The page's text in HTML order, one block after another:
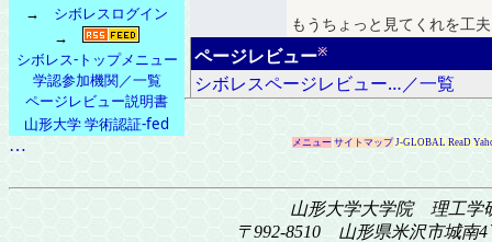
→ シボレスログイン
→
シボレス-トップメニュー
学認参加機関／一覧
ページレビュー説明書
山形大学 学術認証-fed
もうちょっと見てくれを工
ページレビュー※
シボレスページレビュー…／一覧
… メニュー サイトマップ J-GLOBAL ReaD
山形大学大学院 理工学
〒992-8510 山形県米沢市城南4